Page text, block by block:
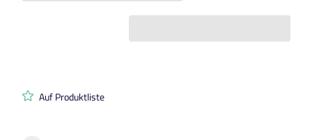
Auf Produktliste